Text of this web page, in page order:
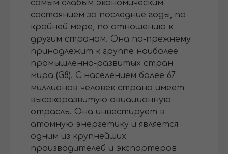
самым слабым экономическим
состоянием за последние годы, по
крайней мере, по отношению к
другим странам. Она по-прежнему
принадлежит к группе наиболее
промышленно-развитых стран
мира (G8). С населением более 67
миллионов человек страна имеет
высокоразвитую авиационную
отрасль. Она инвестирует в
атомную энергетику и является
одним из крупнейших
производителей и экспортеров